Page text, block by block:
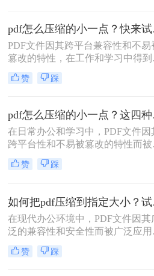
不仅占用存储空间，还经常因超过
箱附件限制或上传耗时过长而影响
公效率。那么PDF 文档怎么压缩小
点呢？本文从压缩效果、操作难度
处理速度、隐私安全四个维度，对
五种主流压缩方案，帮助您根据实
pdf
PDF文件因其跨平台兼容性和不易
篡改的特性，在工作和学习中得到
广泛应用。然而，PDF文件有时体
过大，不便于存储和传输。那么pdf
有效的PDF压缩方法。
赞 踩
pdf
在日常办公和学习中，PDF文件因
跨平台性和不易被篡改的特性而被
泛使用。然而，有时PDF文件过大
会给传输和存储带来不便。那么pdf
将PDF压缩得更小的方法。
赞 踩
如
在现代办公环境中，PDF文件因其
泛的兼容性和安全性而被广泛应用
然而，当这些文件过大时，会带来
输不便、占用过多存储空间等问题
赞 踩